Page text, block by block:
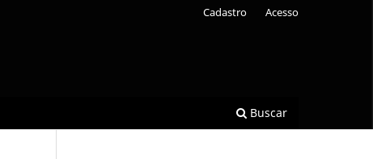
Buscar
Cadastro Acesso